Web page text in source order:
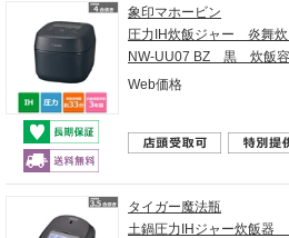
象印マホービン
圧力IH炊飯ジャー 炎舞炊
NW-UU07 BZ 黒 炊飯容
Web価格
タイガー魔法瓶
土鍋圧力IHジャー炊飯器